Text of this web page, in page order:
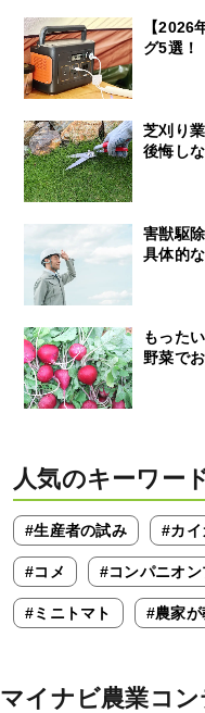
【2026
グ5選
芝刈り
後悔し
害獣駆
具体的
もった
野菜で
人気のキーワー
#生産者の試み #カイ
#コメ #コンパニオン
#ミニトマト #農家が
マイナビ農業コ